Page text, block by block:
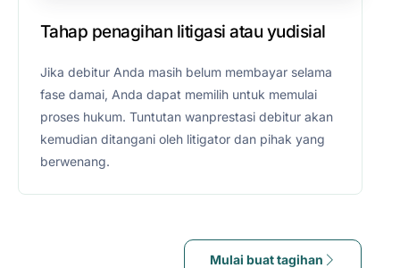
Tahap penagihan litigasi atau yudisial
Jika debitur Anda masih belum membayar selama
fase damai, Anda dapat memilih untuk memulai
proses hukum. Tuntutan wanprestasi debitur akan
kemudian ditangani oleh litigator dan pihak yang
berwenang.
Mulai buat tagihan